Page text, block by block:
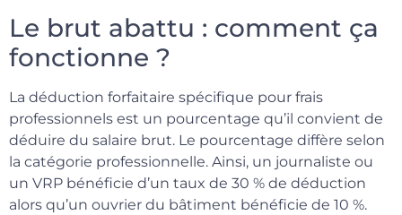
Le brut abattu : comment ça
fonctionne ?
La déduction forfaitaire spécifique pour frais
professionnels est un pourcentage qu’il convient de
déduire du salaire brut. Le pourcentage diffère selon
la catégorie professionnelle. Ainsi, un journaliste ou
un VRP bénéficie d’un taux de 30 % de déduction
alors qu’un ouvrier du bâtiment bénéficie de 10 %.